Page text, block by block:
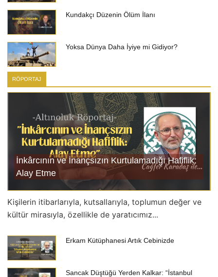
"Türkiye Ekseni"
Şefaat Yâ Rasûlâllah!
En Büyük Şefaat Sahibi, Âlemlere Rahmet
Olandır!
“İzni Olmadan, O’nun Huzurunda Kim Şefaat
Edebilir?”
Sırrın Sancısı, Tohumun Rüyası
Asla Unutma!
Acıyan Beden Mi, Ruh Mu?
Anne Duâsı
Havle Binti Tüveyt (r.a.)
Kundakçı Düzenin Ölüm İlanı
Yoksa Dünya Daha İyiye mi Gidiyor?
RÖPORTAJ
İnkârcının ve İnançsızın Kurtulamadığı Hafiflik:
Alay Etme
Kişilerin itibarlarıyla, kutsallarıyla, toplumun değer ve
kültür mirasıyla, özellikle de yaratıcımız...
Erkam Kütüphanesi Artık Cebinizde
Sancak Düştüğü Yerden Kalkar: “İstanbul